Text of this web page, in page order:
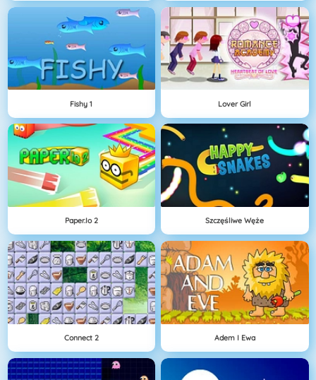
Fishy 1 Lover Girl
Paper.io 2 Szczęśliwe Węże
Connect 2 Adem I Ewa